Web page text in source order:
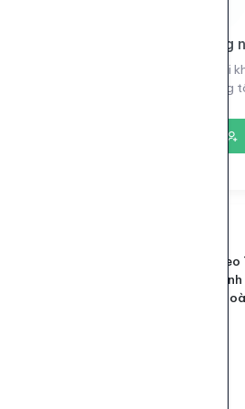
Vui lòng đăng
Đăng nhập để xem thông tin tài
vụ của chúng
Sv1 Tim
Việt Nam,
trạng thái